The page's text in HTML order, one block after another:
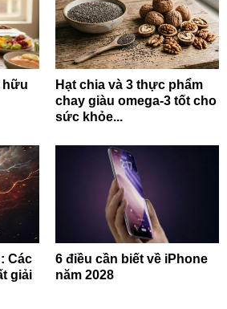
hữu
Hạt chia và 3 thực phẩm
chay giàu omega-3 tốt cho
sức khỏe...
Các
giải
6 điều cần biết về iPhone
năm 2028